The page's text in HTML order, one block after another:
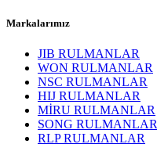
Markalarımız
JIB RULMANLAR
WON RULMANLAR
NSC RULMANLAR
HIJ RULMANLAR
MİRU RULMANLAR
SONG RULMANLAR
RLP RULMANLAR